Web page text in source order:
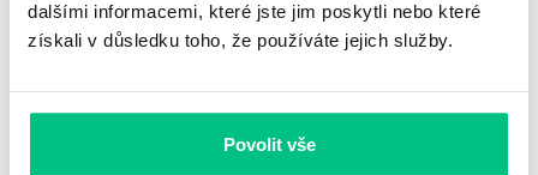
dalšími informacemi, které jste jim poskytli nebo které
získali v důsledku toho, že používáte jejich služby.
Povolit vše